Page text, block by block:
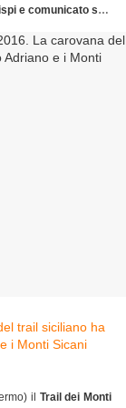
stampa)
il Trail dei Monti